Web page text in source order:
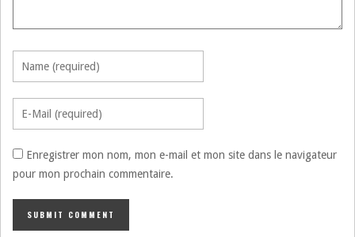
Enregistrer mon nom, mon e-mail et mon site dans le navigateur
pour mon prochain commentaire.